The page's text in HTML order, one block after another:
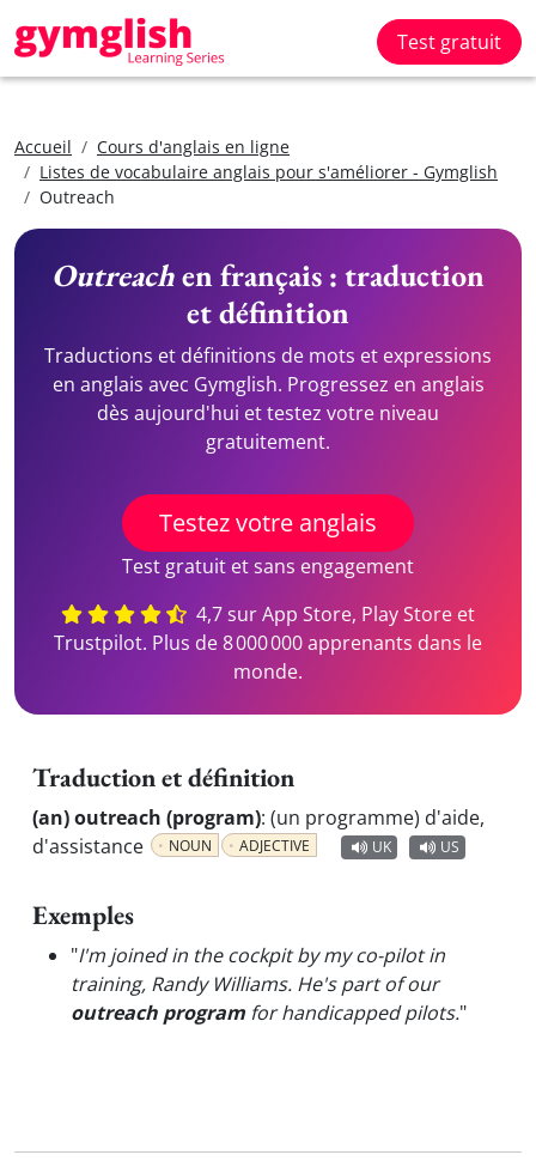
Test gratuit
Accueil
Cours d'anglais en ligne
Listes de vocabulaire anglais pour s'améliorer - Gymglish
Outreach
Outreachen français : traduction
et définition
Traductions et définitions de mots et expressions
en anglais avec Gymglish. Progressez en anglais
dès aujourd'hui et testez votre niveau
gratuitement.
Testez votre anglais
Test gratuit et sans engagement
4,7 sur App Store, Play Store et
Trustpilot. Plus de 8 000 000 apprenants dans le
monde.
Traduction et définition
(an) outreach (program): (un programme) d'aide,
d'assistance
NOUN ADJECTIVE UK US
Exemples
"I'm joined in the cockpit by my co-pilot in
training, Randy Williams. He's part of our
outreach program for handicapped pilots."